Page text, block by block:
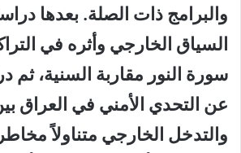
والبرامج ذات الصلة. بعدها
السياق الخارجي وأثره في
سورة النور مقاربة السنية، ثم
عن التحدي الأمني في العراق
والتدخل الخارجي متناولاً